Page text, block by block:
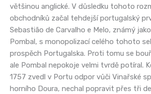
většinou anglické. V důsledku tohoto
obchodníků začal tehdejší portugalský
Sebastião de Carvalho e Melo, známý
Pombal, s monopolizací celého tohoto
prospěch Portugalska. Proti tomu se
ale Pombal nepokoje velmi tvrdě potíral.
1757 zvedl v Portu odpor vůči Vinařské
horního Doura, nechal popravit přes tři